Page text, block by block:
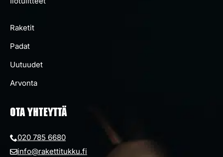
Raketit
Padat
Uutuudet
Arvonta
OTA YHTEYTTÄ
020 785 6680
info@rakettitukku.fi